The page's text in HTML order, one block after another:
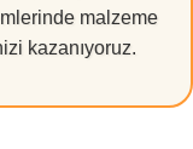
malzeme
kazanıyoruz.